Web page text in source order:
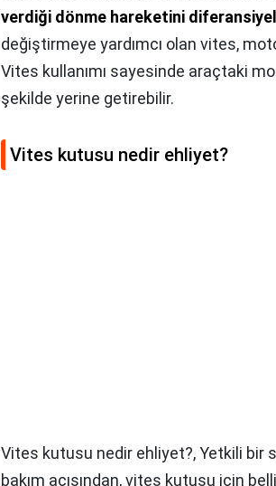
verdiği dönme hareketini
değiştirmeye yardımcı olan vites,
Vites kullanımı sayesinde araçtaki
şekilde yerine getirebilir.
Vites kutusu nedir ehliyet?
Vites kutusu nedir ehliyet?,Yetkili bir
bakım açısından, vites kutusu için